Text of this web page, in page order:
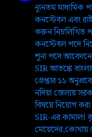
ন্যূনতম মাধ্যমিক
কনস্টেবল এবং
করুন নিম্নলিখিত
কনস্টেবল পদে
শূন্য পদে
SIR আতঙ্কে
গ্রেপ্তার ১১
নদিয়া জেলায়
বিষয়ে নিয়োগ
SIR-এর কামাল!
মেয়েদের,কোথায়